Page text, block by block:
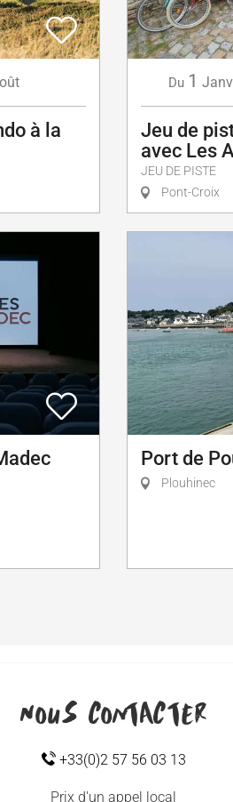
à la
Du 1
Jeu de
avec Les
JEU DE PISTE
Pont-Croix
Port de
Plouhinec
Nous contacter
+33(0)2 57 56 03 13
Prix d'un appel local